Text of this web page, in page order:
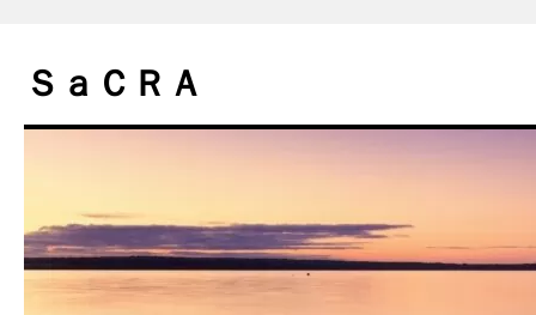
テ
ン
プ
ＳａＣＲＡ